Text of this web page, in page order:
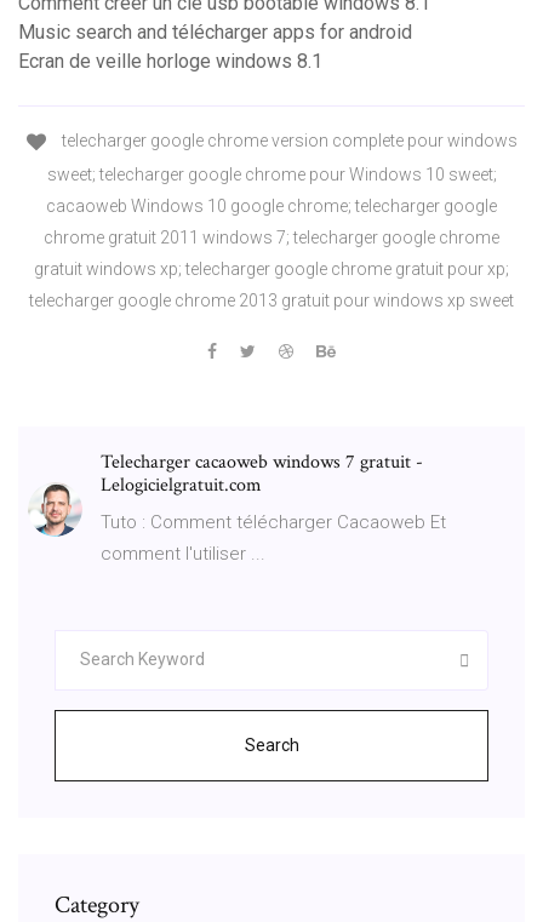
Music search and télécharger apps for android
Ecran de veille horloge windows 8.1
telecharger google chrome version complete pour windows
sweet; telecharger google chrome pour Windows 10 sweet;
cacaoweb Windows 10 google chrome; telecharger google
chrome gratuit 2011 windows 7; telecharger google chrome
gratuit windows xp; telecharger google chrome gratuit pour xp;
telecharger google chrome 2013 gratuit pour windows xp sweet
Telecharger cacaoweb windows 7 gratuit -
Lelogicielgratuit.com
Tuto : Comment télécharger Cacaoweb Et
comment l'utiliser ...
Search
Category